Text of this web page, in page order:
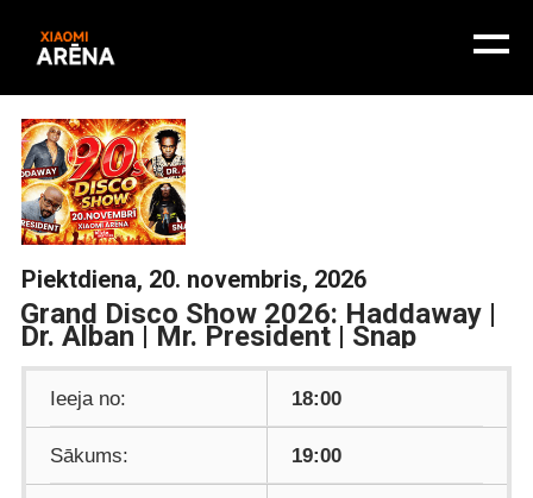
Piektdiena, 20. novembris, 2026
Grand Disco Show 2026: Haddaway |
Dr. Alban | Mr. President | Snap
Ieeja no: 18:00
Sākums: 19:00